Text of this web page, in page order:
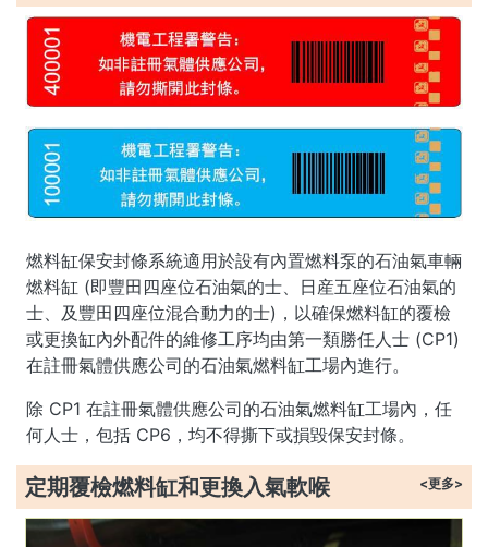
燃料缸保安封條系統適用於設有內置燃料泵的石油氣車輛
燃料缸 (即豐田四座位石油氣的士、日産五座位石油氣的
士、及豐田四座位混合動力的士)，以確保燃料缸的覆檢
或更換缸內外配件的維修工序均由第一類勝任人士 (CP1)
在註冊氣體供應公司的石油氣燃料缸工場內進行。
除 CP1 在註冊氣體供應公司的石油氣燃料缸工場內，任
何人士，包括 CP6，均不得撕下或損毀保安封條。
定期覆檢燃料缸和更換入氣軟喉 <更多>